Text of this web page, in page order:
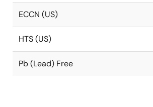
ECCN (US)
HTS (US)
Pb (Lead) Free